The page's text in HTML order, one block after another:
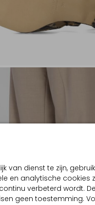
van dienst te zijn,
en analytische cookies
verbeterd wordt.
geen toestemming.